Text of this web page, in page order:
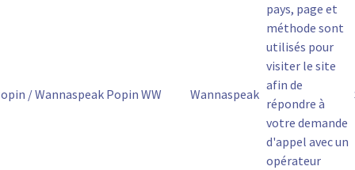
/ Wannaspeak Popin WW Wannaspeak
pays, page et
méthode sont
utilisés pour
visiter le site
afin de
répondre à
votre demande
d'appel avec un
opérateur